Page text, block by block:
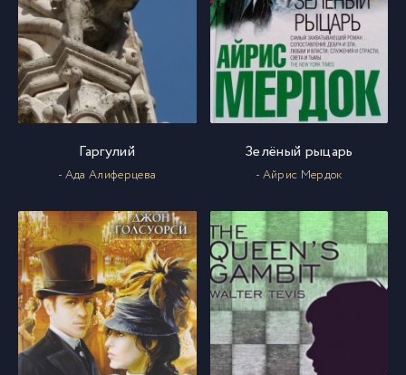
Гаргулий
- Ада Алиферцева
Зелёный рыцарь
- Айрис Мердок